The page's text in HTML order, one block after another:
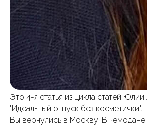
Это 4-я статья из цикла статей
"Идеальный отпуск без косметички".
Вы вернулись в Москву. В